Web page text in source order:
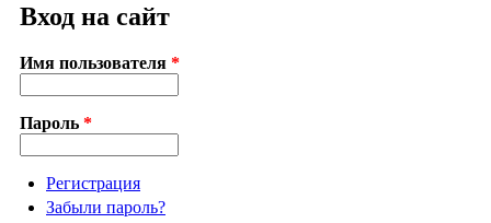
Вход на сайт
Имя пользователя *
Пароль *
Регистрация
Забыли пароль?